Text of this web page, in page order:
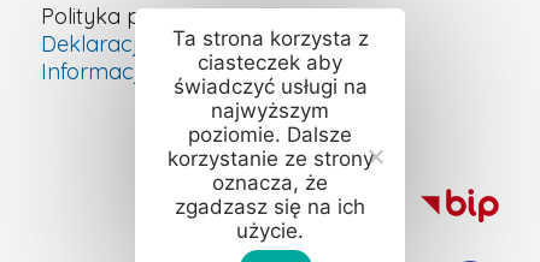
Polityka prywatności
Deklaracja dostępności cyfrowej
Informacje o szkole – ETR
Ta strona korzysta z
ciasteczek aby
świadczyć usługi na
najwyższym
poziomie. Dalsze
korzystanie ze strony
oznacza, że
zgadzasz się na ich
użycie.